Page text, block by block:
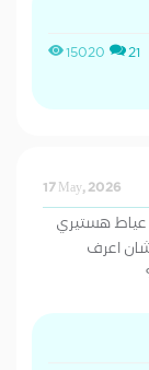
15020 21
17 May, 2026
عياط هستيري
اعرف